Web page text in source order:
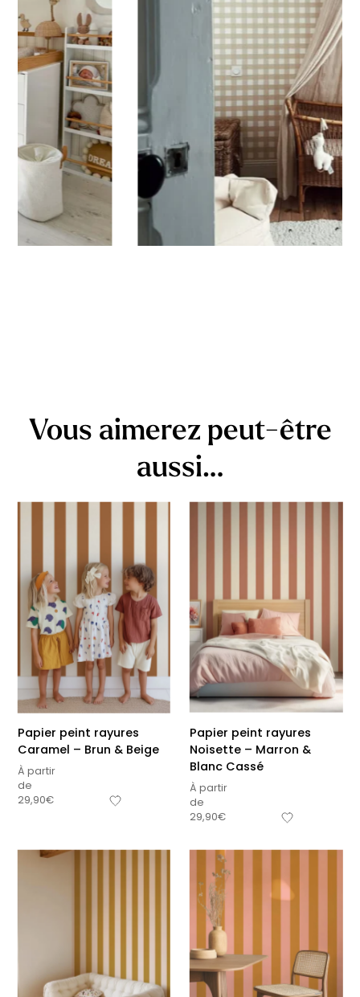
Vous aimerez peut-être
aussi…
Papier peint rayures
Caramel – Brun & Beige
À partir
de
29,90€
Papier peint rayures
Noisette – Marron &
Blanc Cassé
À partir
de
29,90€